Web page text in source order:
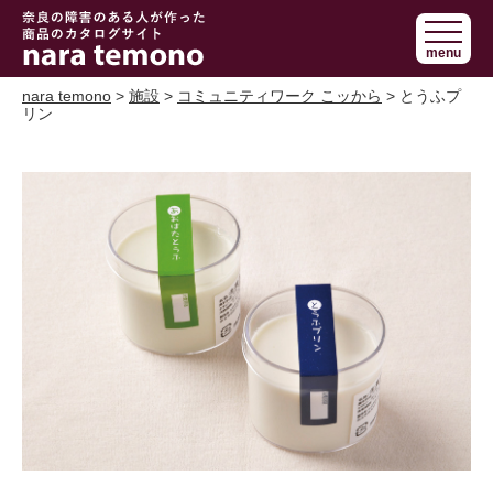
奈良で障害の
ある人の手作
り商品 nara
temono
menu
nara temono > 施設 > コミュニティワーク こッから > とうふプ
リン